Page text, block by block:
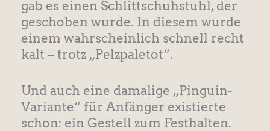
gab es einen Schlittschuhstuhl, der
geschoben wurde. In diesem wurde
einem wahrscheinlich schnell recht
kalt – trotz „Pelzpaletot“.
Und auch eine damalige „Pinguin-
Variante“ für Anfänger existierte
schon: ein Gestell zum Festhalten.